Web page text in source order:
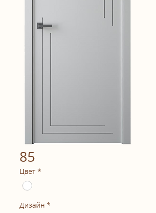
85
Цвет *
Дизайн *